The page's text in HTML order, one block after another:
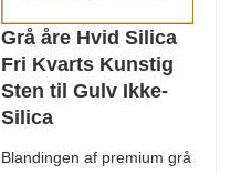
Grå åre Hvid Silica
Fri Kvarts Kunstig
Sten til Gulv Ikke-
Silica
Blandingen af ​​premium grå